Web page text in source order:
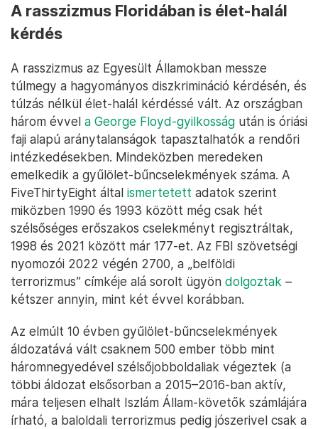
A rasszizmus Floridában is élet-halál
kérdés
A rasszizmus az Egyesült Államokban messze
túlmegy a hagyományos diszkrimináció kérdésén, és
túlzás nélkül élet-halál kérdéssé vált. Az országban
három évvel a George Floyd-gyilkosság után is óriási
faji alapú aránytalanságok tapasztalhatók a rendőri
intézkedésekben. Mindeközben meredeken
emelkedik a gyűlölet-bűncselekmények száma. A
FiveThirtyEight által ismertetett adatok szerint
miközben 1990 és 1993 között még csak hét
szélsőséges erőszakos cselekményt regisztráltak,
1998 és 2021 között már 177-et. Az FBI szövetségi
nyomozói 2022 végén 2700, a „belföldi
terrorizmus” címkéje alá sorolt ügyön dolgoztak –
kétszer annyin, mint két évvel korábban.
Az elmúlt 10 évben gyűlölet-bűncselekmények
áldozatává vált csaknem 500 ember több mint
háromnegyedével szélsőjobboldaliak végeztek (a
többi áldozat elsősorban a 2015–2016-ban aktív,
mára teljesen elhalt Iszlám Állam-követők számlájára
írható, a baloldali terrorizmus pedig jószerivel csak a